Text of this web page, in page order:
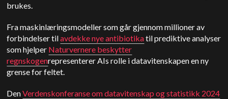
brukes.
Fra maskinlæringsmodeller som går gjennom millioner av
forbindelser tilavdekke nye antibiotikatil prediktive analyser
som hjelper Naturvernere beskytter
regnskogenrepresenterer AIs rolle i datavitenskapen en ny
grense for feltet.
DenVerdenskonferanse om datavitenskap og statistikk 2024